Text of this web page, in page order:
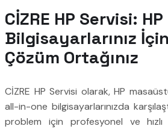
CİZRE HP Servisi: HP
Bilgisayarlarınız
Çözüm Ortağınız
CİZRE HP Servisi olarak, HP
all-in-one bilgisayarlarınızda
problem için profesyonel ve hızlı